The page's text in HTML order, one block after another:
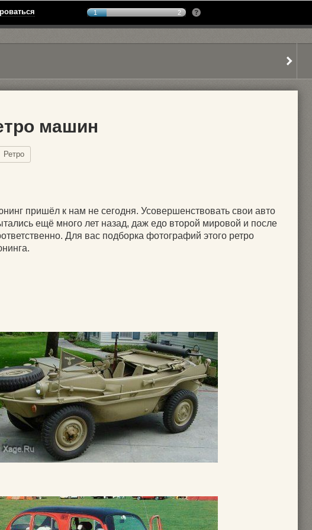
1 2
машин
Ретро
пришёл к нам не сегодня. Усовершенствовать свои авто
ещё много лет назад, даж едо второй мировой и после
Для вас подборка фотографий этого ретро